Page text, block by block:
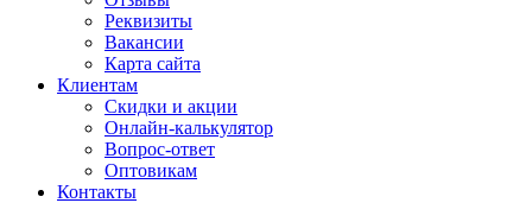
Реквизиты
Вакансии
Карта сайта
Клиентам
Скидки и акции
Онлайн-калькулятор
Вопрос-ответ
Оптовикам
Контакты